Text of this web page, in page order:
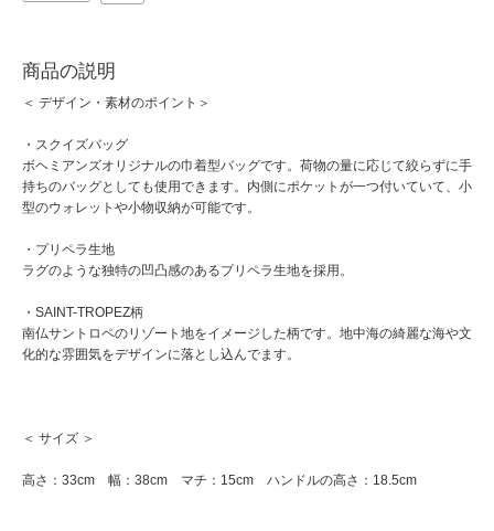
商品の説明
＜ デザイン・素材のポイント＞
・スクイズバッグ
ボヘミアンズオリジナルの巾着型バッグです。荷物の量に応じて絞らずに手
持ちのバッグとしても使用できます。内側にポケットが一つ付いていて、小
型のウォレットや小物収納が可能です。
・プリペラ生地
ラグのような独特の凹凸感のあるプリペラ生地を採用。
・SAINT-TROPEZ柄
南仏サントロペのリゾート地をイメージした柄です。地中海の綺麗な海や文
化的な雰囲気をデザインに落とし込んでます。
＜ サイズ ＞
高さ：33cm 幅：38cm マチ：15cm ハンドルの高さ：18.5cm